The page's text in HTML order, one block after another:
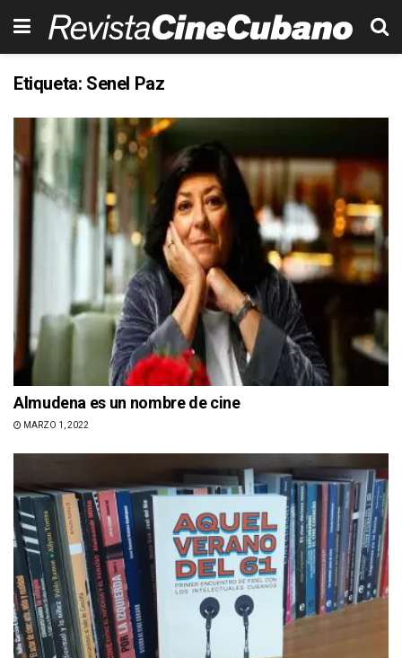
Etiqueta: Senel Paz
Almudena es un nombre de cine
MARZO 1, 2022